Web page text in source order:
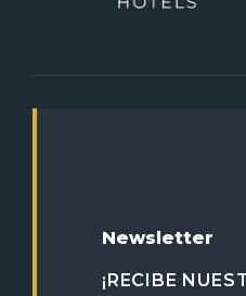
Newsletter
¡RECIBE